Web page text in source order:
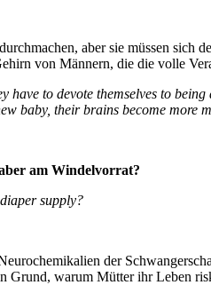
aber sie müssen
von Männern, die die volle
to devote themselves to
baby, their brains become more
am Windelvorrat?
supply?
der
Grund, warum Mütter ihr Leben